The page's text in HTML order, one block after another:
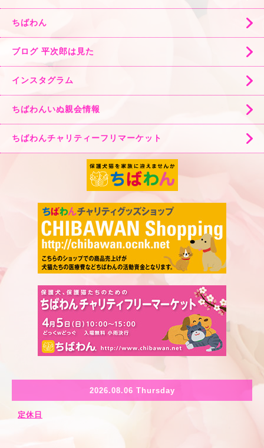
ちばわん
ブログ 平次郎は見た
インスタグラム
ちばわんいぬ親会情報
ちばわんチャリティーフリマーケット
2026.08.06 Thursday
定休日